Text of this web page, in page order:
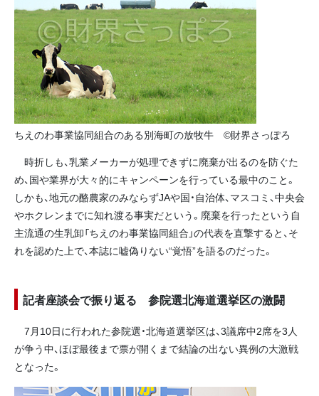
ちえのわ事業協同組合のある別海町の放牧牛 ©財界さっぽろ
時折しも、乳業メーカーが処理できずに廃棄が出るのを防ぐた
め、国や業界が大々的にキャンペーンを行っている最中のこと。
しかも、地元の酪農家のみならずJAや国・自治体、マスコミ、中央会
やホクレンまでに知れ渡る事実だという。廃棄を行ったという自
主流通の生乳卸「ちえのわ事業協同組合」の代表を直撃すると、そ
れを認めた上で、本誌に嘘偽りない“覚悟”を語るのだった。
記者座談会で振り返る 参院選北海道選挙区の激闘
7月10日に行われた参院選・北海道選挙区は、3議席中2席を3人
が争う中、ほぼ最後まで票が開くまで結論の出ない異例の大激戦
となった。